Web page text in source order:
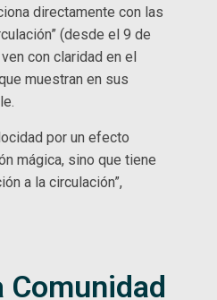
directamente con las
(desde el 9 de
con claridad en el
muestran en sus
por un efecto
mágica, sino que tiene
a la circulación”,
Comunidad